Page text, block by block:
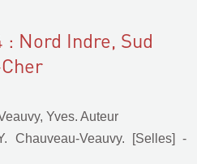
: Nord Indre, Sud
Yves. Auteur
Chauveau-Veauvy. [Selles]
-